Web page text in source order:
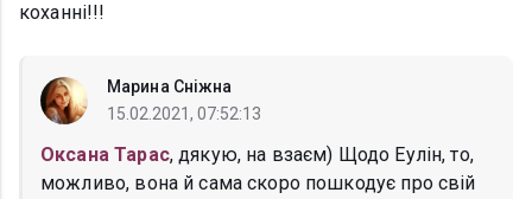
коханні!!!
Марина Сніжна
15.02.2021, 07:52:13
Оксана Тарас, дякую, на взаєм) Щодо Еулін, то,
можливо, вона й сама скоро пошкодує про свій